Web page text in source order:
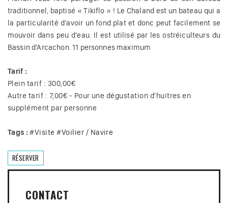
traditionnel, baptisé « Tikiflo » ! Le Chaland est un bateau qui a
la particularité d’avoir un fond plat et donc peut facilement se
mouvoir dans peu d’eau. Il est utilisé par les ostréiculteurs du
Bassin d’Arcachon. 11 personnes maximum
Tarif :
Plein tarif : 300,00€
Autre tarif : 7,00€ - Pour une dégustation d'huitres en
supplément par personne
Tags : #Visite #Voilier / Navire
RÉSERVER
CONTACT